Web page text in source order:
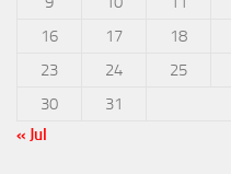
16
17 18
23
24 25
30
31
« Jul